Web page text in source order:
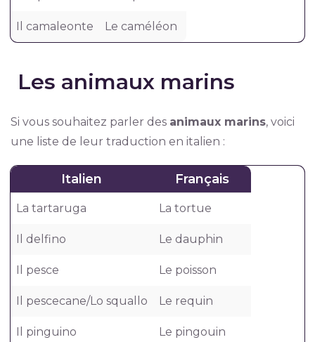
Il camaleonte Le caméléon
Les animaux marins
Si vous souhaitez parler des animaux marins, voici
une liste de leur traduction en italien :
Italien Français
La tartaruga La tortue
Il delfino Le dauphin
Il pesce Le poisson
Il pescecane/Lo squallo Le requin
Il pinguino Le pingouin